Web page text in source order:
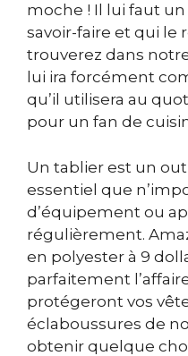
moche ! Il lui faut
savoir-faire et qui le
trouverez dans
lui ira forcément
qu’il utilisera au
pour un fan de
Un tablier est un
essentiel que
d’équipement ou
régulièrement.
en polyester à 9
parfaitement
protégeront vos
éclaboussures de
obtenir quelque